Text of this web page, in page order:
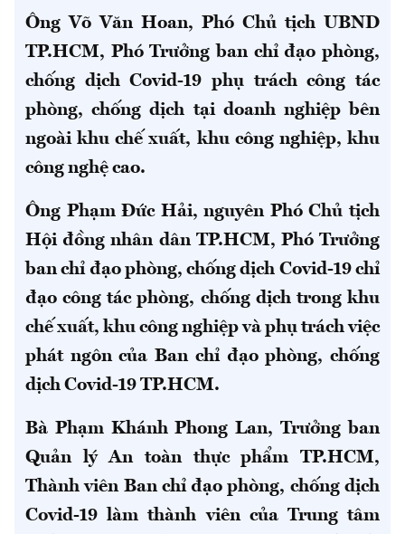
Ông Võ Văn Hoan, Phó Chủ tịch UBND
TP.HCM, Phó Trưởng ban chỉ đạo phòng,
chống dịch Covid-19 phụ trách công tác
phòng, chống dịch tại doanh nghiệp bên
ngoài khu chế xuất, khu công nghiệp, khu
công nghệ cao.
Ông Phạm Đức Hải, nguyên Phó Chủ tịch
Hội đồng nhân dân TP.HCM, Phó Trưởng
ban chỉ đạo phòng, chống dịch Covid-19 chỉ
đạo công tác phòng, chống dịch trong khu
chế xuất, khu công nghiệp và phụ trách việc
phát ngôn của Ban chỉ đạo phòng, chống
dịch Covid-19 TP.HCM.
Bà Phạm Khánh Phong Lan, Trưởng ban
Quản lý An toàn thực phẩm TP.HCM,
Thành viên Ban chỉ đạo phòng, chống dịch
Covid-19 làm thành viên của Trung tâm